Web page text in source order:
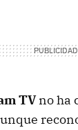
TVno ha